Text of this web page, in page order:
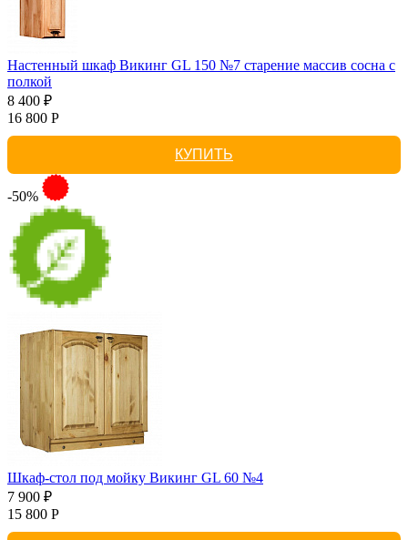
Настенный шкаф Викинг GL 150 №7 старение массив сосна с
полкой
8 400 ₽
16 800 Р
КУПИТЬ
-50%
Шкаф-стол под мойку Викинг GL 60 №4
7 900 ₽
15 800 Р